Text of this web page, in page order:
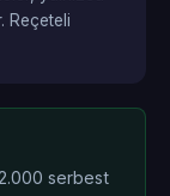
Reçeteli
serbest